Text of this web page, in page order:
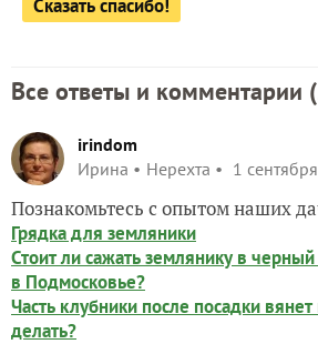
Сказать спасибо!
Все ответы и комментарии (
irindom
Ирина
Нерехта 1
Познакомьтесь с опытом наших
Грядка для земляники
Стоит ли сажать землянику в
в Подмосковье?
Часть клубники после посадки вянет
делать?